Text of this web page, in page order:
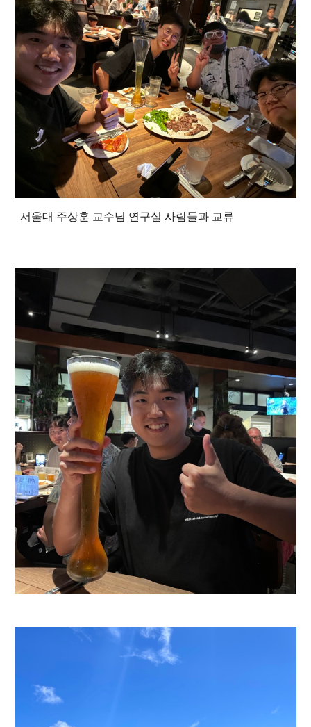
서울대 주상훈 교수님 연구실 사람들과 교류